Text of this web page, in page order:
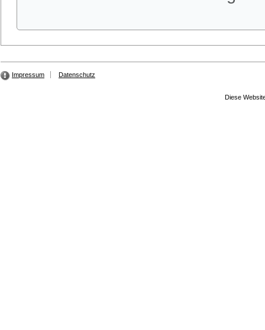
Impressum Datenschutz
Diese